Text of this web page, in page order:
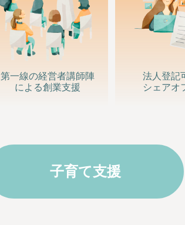
第一線の経営者講師陣
による創業支援
法人登記
シェアオ
子育て支援